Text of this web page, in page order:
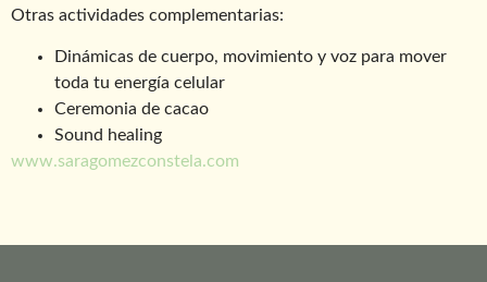
Otras actividades complementarias:
Dinámicas de cuerpo, movimiento y voz para mover
toda tu energía celular
Ceremonia de cacao
Sound healing
www.saragomezconstela.com